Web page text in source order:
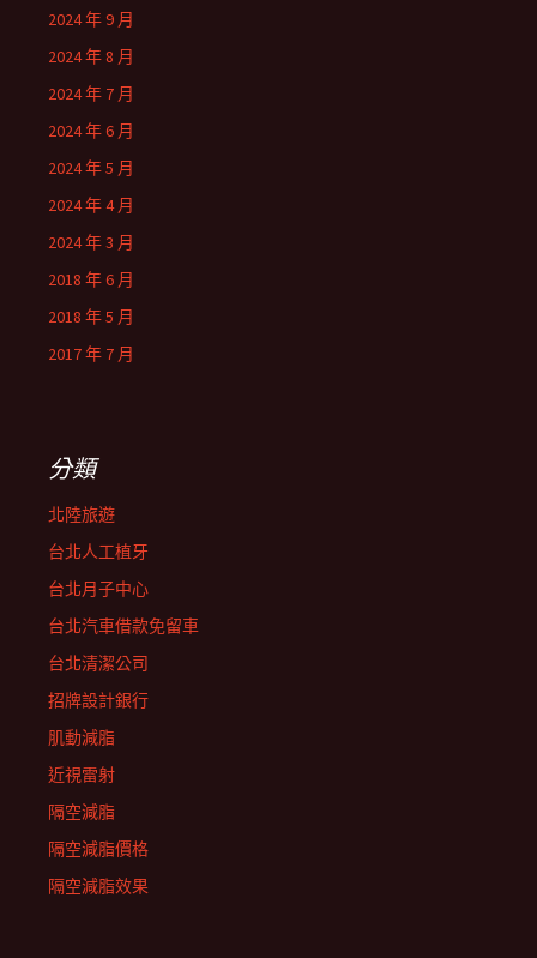
2024 年 9 月
2024 年 8 月
2024 年 7 月
2024 年 6 月
2024 年 5 月
2024 年 4 月
2024 年 3 月
2018 年 6 月
2018 年 5 月
2017 年 7 月
分類
北陸旅遊
台北人工植牙
台北月子中心
台北汽車借款免留車
台北清潔公司
招牌設計銀行
肌動減脂
近視雷射
隔空減脂
隔空減脂價格
隔空減脂效果